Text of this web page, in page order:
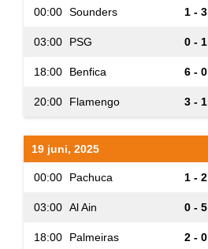
00:00 Sounders 1 - 3
03:00 PSG 0 - 1
18:00 Benfica 6 - 0
20:00 Flamengo 3 - 1
19 juni, 2025
00:00 Pachuca 1 - 2
03:00 Al Ain 0 - 5
18:00 Palmeiras 2 - 0